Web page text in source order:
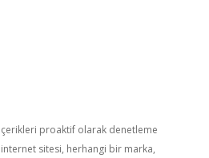
içerikleri proaktif olarak denetleme
sitesi, herhangi bir marka,